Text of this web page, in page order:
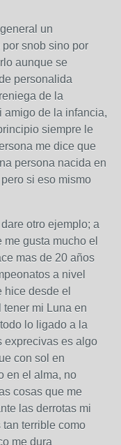
un
snob sino por
aunque se
personalida
de la
amigo de la infancia,
siempre le
me dice que
persona nacida en
si eso mismo
otro ejemplo; a
gusta mucho el
mas de 20 años
a nivel
hice desde el
mi Luna en
lo ligado a la
exprecivas es algo
con sol en
en el alma, no
cosas que me
las derrotas mi
terrible como
me dura